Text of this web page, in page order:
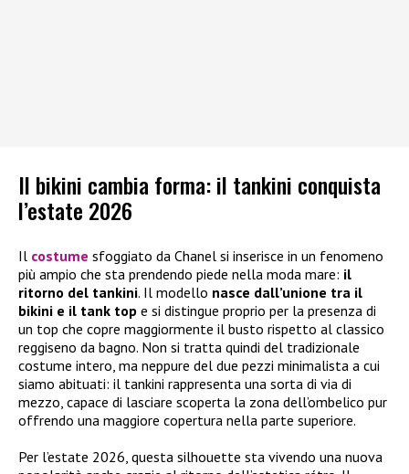
Il bikini cambia forma: il tankini conquista
l’estate 2026
Il costume sfoggiato da Chanel si inserisce in un fenomeno
più ampio che sta prendendo piede nella moda mare: il
ritorno del tankini. Il modello nasce dall’unione tra il
bikini e il tank top e si distingue proprio per la presenza di
un top che copre maggiormente il busto rispetto al classico
reggiseno da bagno. Non si tratta quindi del tradizionale
costume intero, ma neppure del due pezzi minimalista a cui
siamo abituati: il tankini rappresenta una sorta di via di
mezzo, capace di lasciare scoperta la zona dell’ombelico pur
offrendo una maggiore copertura nella parte superiore.
Per l’estate 2026, questa silhouette sta vivendo una nuova